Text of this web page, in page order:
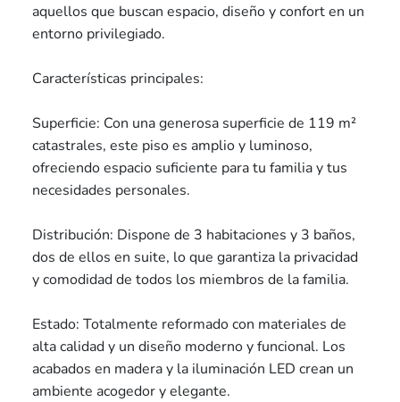
aquellos que buscan espacio, diseño y confort en un
entorno privilegiado.
Características principales:
Superficie: Con una generosa superficie de 119 m²
catastrales, este piso es amplio y luminoso,
ofreciendo espacio suficiente para tu familia y tus
necesidades personales.
Distribución: Dispone de 3 habitaciones y 3 baños,
dos de ellos en suite, lo que garantiza la privacidad
y comodidad de todos los miembros de la familia.
Estado: Totalmente reformado con materiales de
alta calidad y un diseño moderno y funcional. Los
acabados en madera y la iluminación LED crean un
ambiente acogedor y elegante.